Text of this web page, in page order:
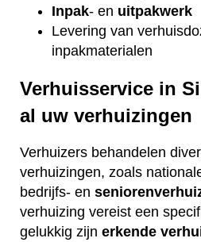
Inpak- en uitpakwerk
Levering van
inpakmaterialen
Verhuisservice in
al uw verhuizingen
Verhuizers behandelen
verhuizingen, zoals
bedrijfs- en
verhuizing vereist een
gelukkig zijn erkende